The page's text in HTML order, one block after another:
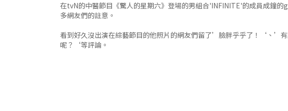
在tvN的中醫節目《驚人的星期六》登場的男組合'INFINITE'的成員成鐘的
多網友們的註意。
看到好久沒出演在綜藝節目的他照片的網友們留了’臉胖乎乎了！‘、’
呢？‘等評論。